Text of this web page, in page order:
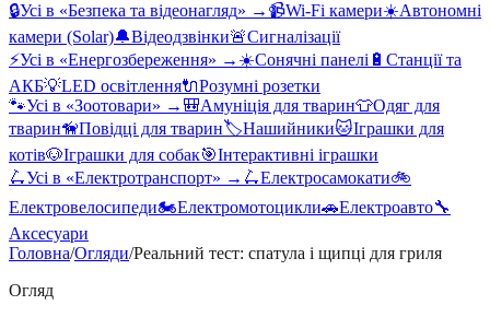
🔒Усі в «Безпека та відеонагляд» → 📹Wi-Fi камери☀️Автономні
камери (Solar)🔔Відеодзвінки🚨Сигналізації
⚡Усі в «Енергозбереження» → ☀️Сонячні панелі 🔋 Станції та
АКБ💡LED освітлення🔌Розумні розетки
🐾Усі в «Зоотовари» → 🎒Амуніція для тварин👕Одяг для
тварин🦮Повідці для тварин🏷️Нашийники🐱Іграшки для
котів🐶Іграшки для собак🎯Інтерактивні іграшки
🛴Усі в «Електротранспорт» → 🛴Електросамокати🚲
Електровелосипеди🏍️Електромотоцикли🚗Електроавто🔧
Аксесуари
Головна/Огляди/Реальний тест: спатула і щипці для гриля
Огляд